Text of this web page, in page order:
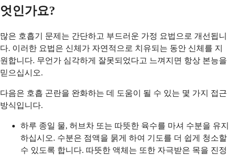
엇인가요?
많은 호흡기 문제는 간단하고 부드러운 가정 요법으로 개선됩니
다. 이러한 요법은 신체가 자연적으로 치유되는 동안 신체를 지
원합니다. 무언가 심각하게 잘못되었다고 느껴지면 항상 본능을
믿으십시오.
다음은 호흡 곤란을 완화하는 데 도움이 될 수 있는 몇 가지 접근
방식입니다.
하루 종일 물, 허브차 또는 따뜻한 육수를 마셔 수분을 유지
하십시오. 수분은 점액을 묽게 하여 기도를 더 쉽게 청소할
수 있도록 합니다. 따뜻한 액체는 또한 자극받은 목을 진정